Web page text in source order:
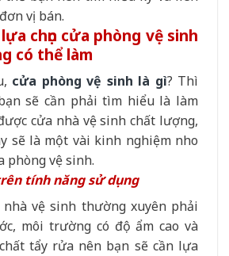
vị bán.
chọn cửa phòng vệ sinh
có thể làm
cửa phòng vệ sinh là gì? Thì
sẽ cần phải tìm hiểu là làm
cửa nhà vệ sinh chất lượng,
sẽ là một vài kinh nghiệm nho
phòng vệ sinh.
tính năng sử dụng
vệ sinh thường xuyên phải
môi trường có độ ẩm cao và
tẩy rửa nên bạn sẽ cần lựa